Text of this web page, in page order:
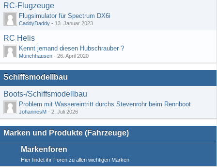
RC-Flugzeuge
Flugsimulator für Spectrum DX6i
CaddyDaddy - 13. Januar 2023
RC Helis
Kennt jemand diesen Hubschrauber ?
Münchhausen - 26. April 2020
Schiffsmodellbau
Boots-/Schiffsmodellbau
Problem mit Wassereintritt durchs Stevenrohr beim Rennboot
JohannesM - 2. Juli 2026
Marken und Produkte (Fahrzeuge)
Markenforen
Hier findet ihr Foren zu allen wichtigen Marken